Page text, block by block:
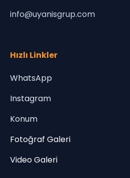
info@uyanisgrup.com
Hızlı Linkler
WhatsApp
Instagram
Konum
Fotoğraf Galeri
Video Galeri